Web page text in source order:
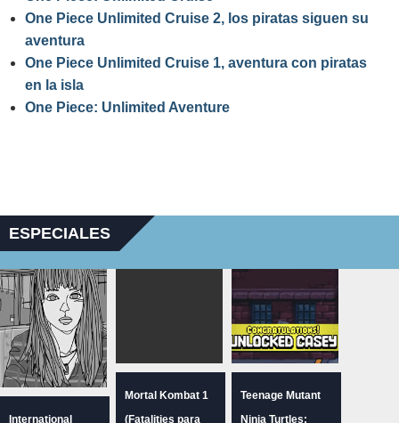
One Piece Unlimited Cruise 2, los piratas siguen su
aventura
One Piece Unlimited Cruise 1, aventura con piratas
en la isla
One Piece: Unlimited Aventure
ESPECIALES
International
Mortal Kombat 1
(Fatalities para
Teenage Mutant
Ninja Turtles: